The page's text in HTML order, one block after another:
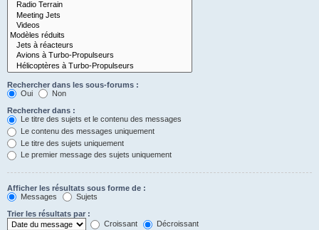
Rechercher dans les sous-forums :
Oui
Non
Rechercher dans :
Le titre des sujets et le contenu des messages
Le contenu des messages uniquement
Le titre des sujets uniquement
Le premier message des sujets uniquement
Afficher les résultats sous forme de :
Messages
Sujets
Trier les résultats par :
Croissant
Décroissant